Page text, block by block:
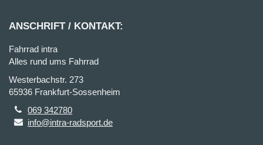
ANSCHRIFT / KONTAKT:
Fahrrad intra
Alles rund ums Fahrrad
Westerbachstr. 273
65936 Frankfurt-Sossenheim
069 342780
info@intra-radsport.de